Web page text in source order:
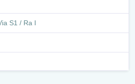
Ii / Ra Xxviii
/ Ra Xxviii
S1 / Ra I